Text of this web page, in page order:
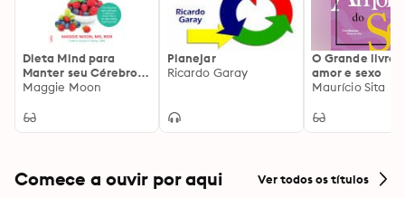
Dieta Mind para
Manter seu Cérebro
Saudável
Maggie Moon
Planejar
Ricardo Garay
O Grande livro
amor e sexo
Maurício Sita
Comece a ouvir por aqui Ver todos os títulos